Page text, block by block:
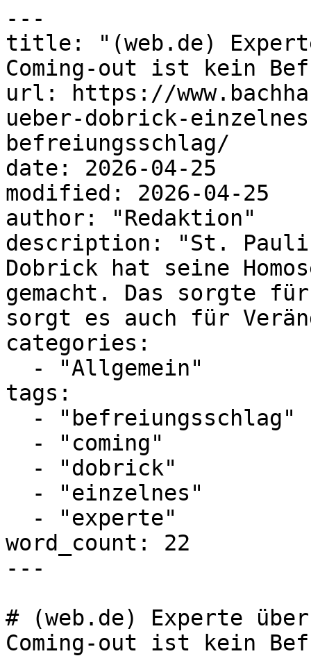
---
title: "(web.de)
Coming-out ist kein
url: https://
ueber-dobrick-
befreiungsschlag/
date: 2026-04-25
modified: 2026-04-25
author: "Redaktion"
description: "St.
Dobrick hat seine
gemacht. Das sorgte
sorgt es auch für
categories:
tags:
word_count: 22
---
# (web.de) Experte
Coming-out ist kein